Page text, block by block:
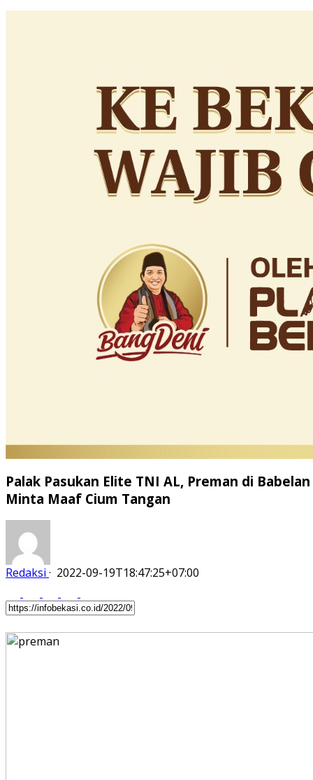
Palak Pasukan Elite TNI AL, Preman di Babelan
Minta Maaf Cium Tangan
Redaksi · 2022-09-19T18:47:25+07:00